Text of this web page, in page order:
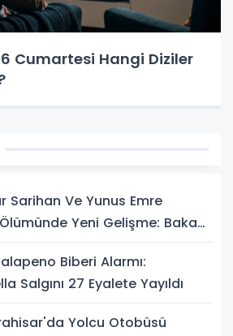
Cumartesi Hangi Diziler
Sarihan Ve Yunus Emre
Yeni Gelişme: Bakan
Biberi Alarmı:
Salgını 27 Eyalete Yayıldı
Yolcu Otobüsü